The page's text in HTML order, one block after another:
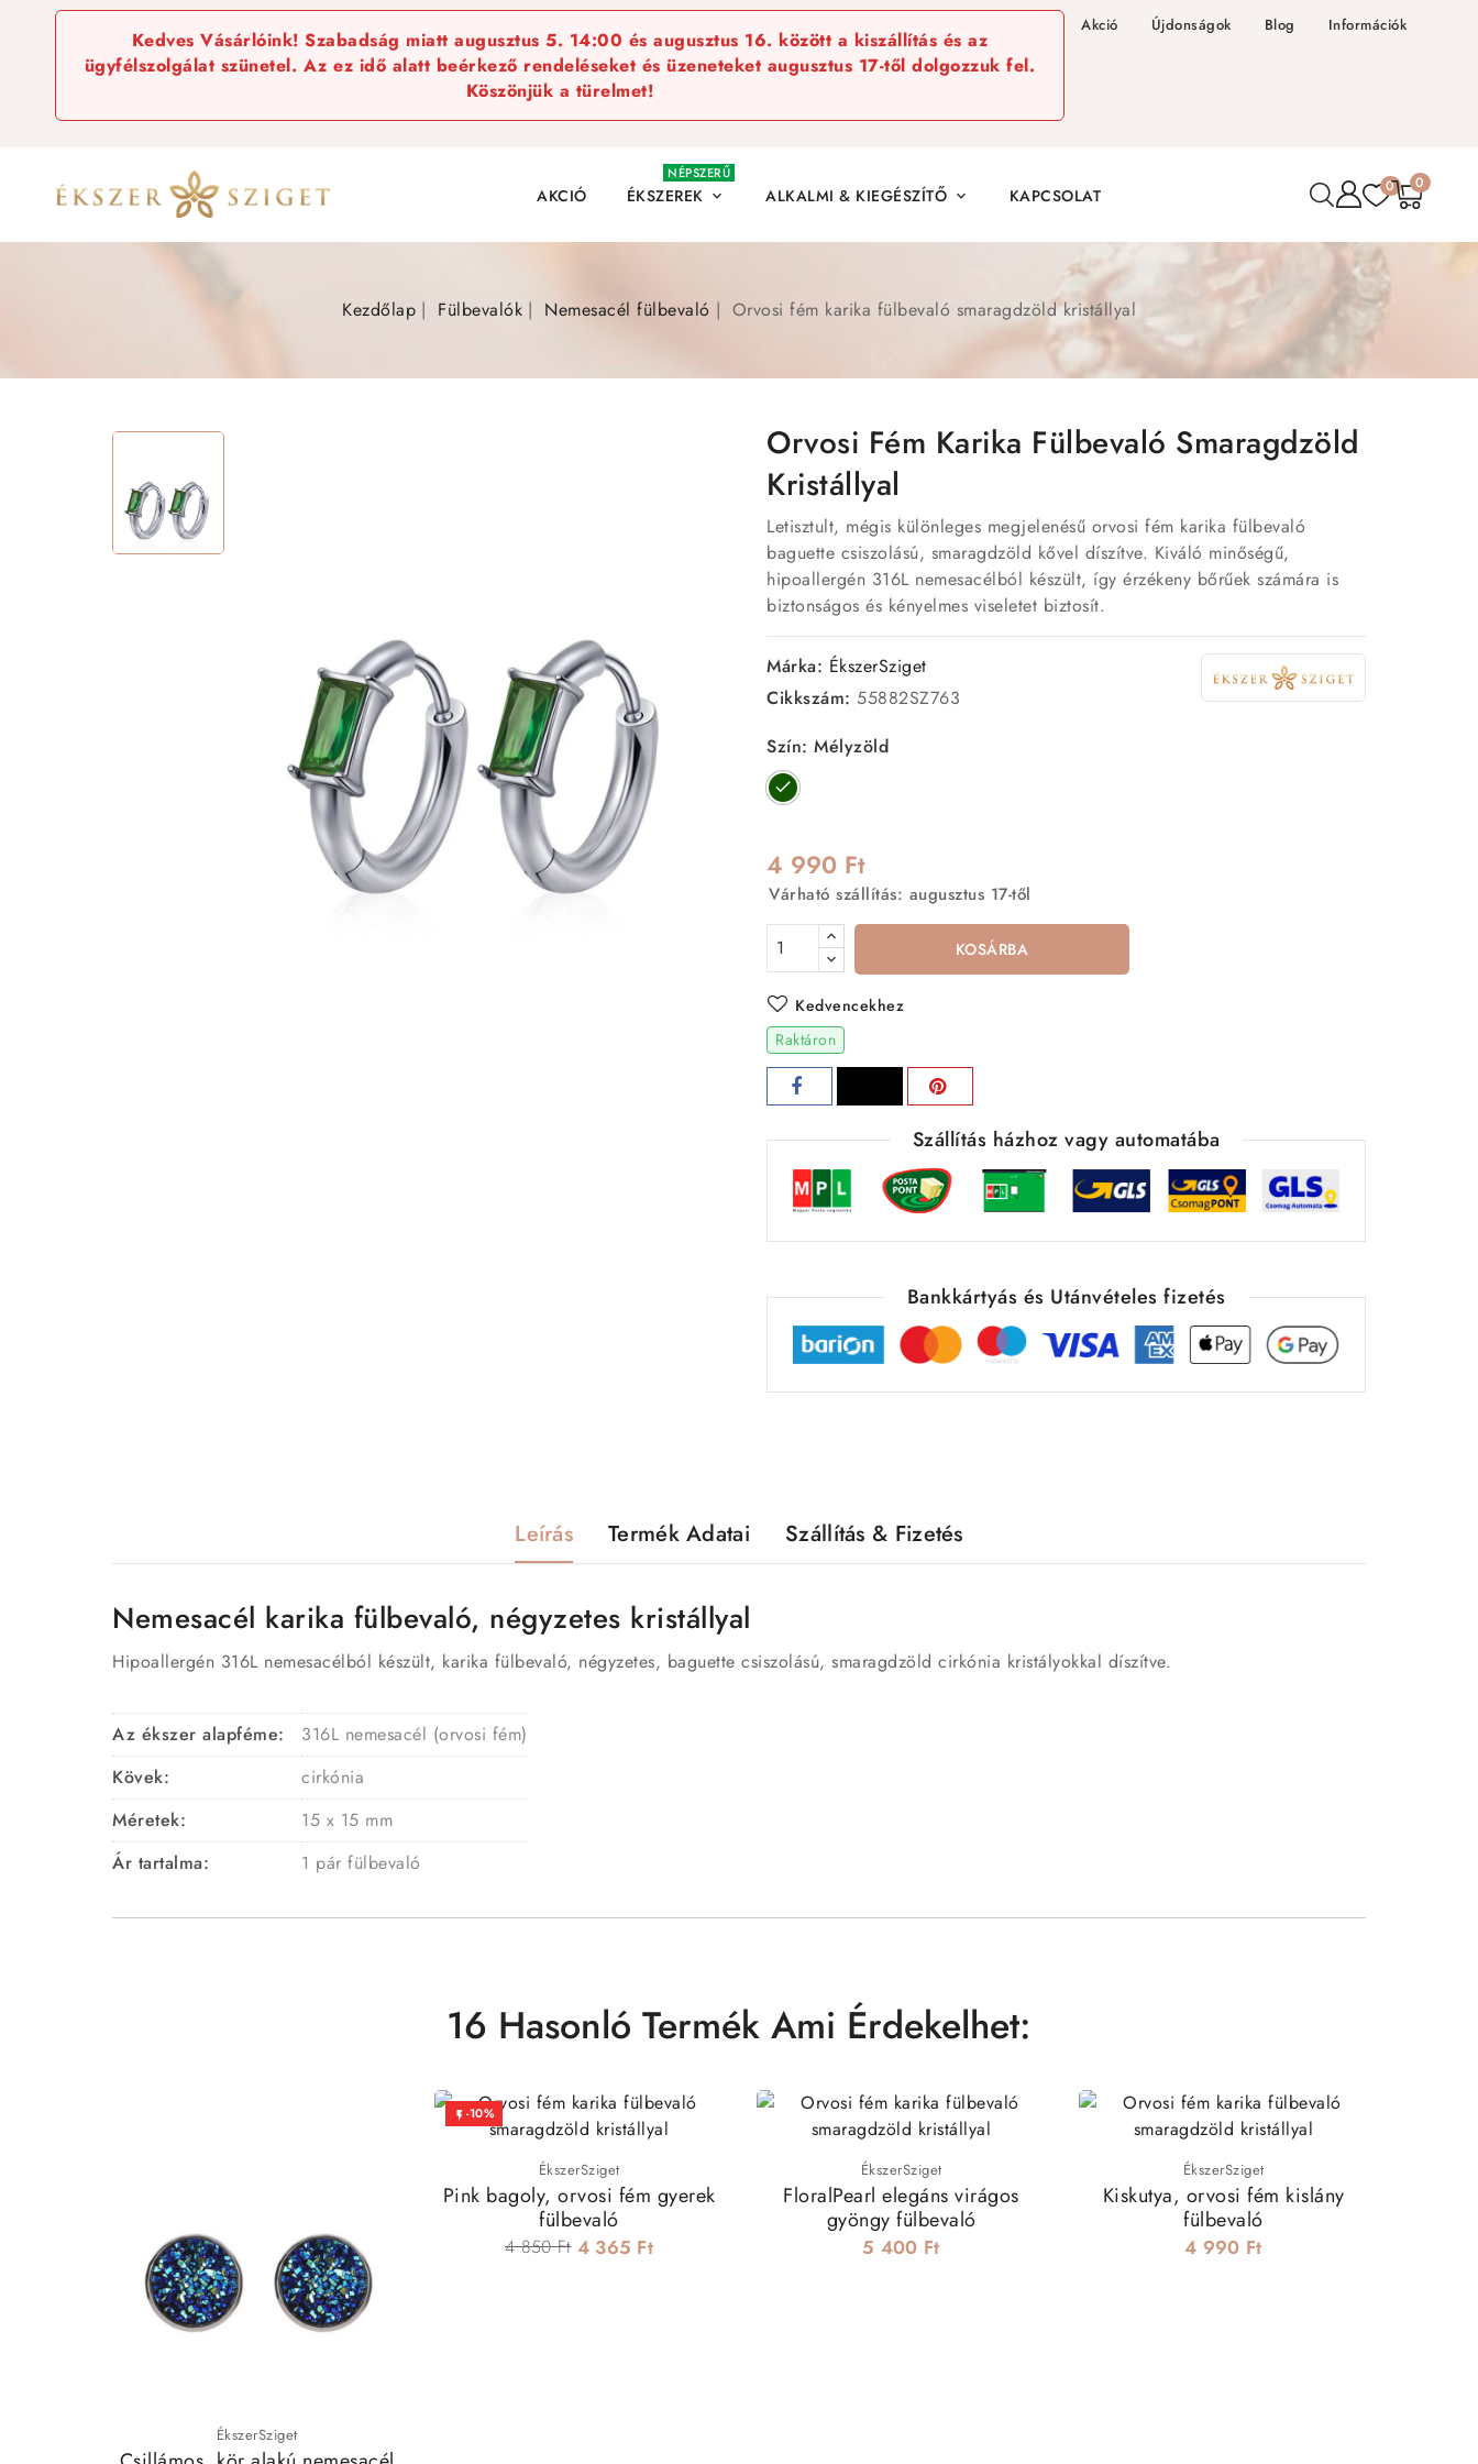
Kedves Vásárlóink! Szabadság miatt augusztus 5. 14:00 és augusztus 16. között a kiszállítás és az
ügyfélszolgálat szünetel. Az ez idő alatt beérkező rendeléseket és üzeneteket augusztus 17-től dolgozzuk fel.
Köszönjük a türelmet!
Akció Újdonságok Blog Információk
AKCIÓ ÉKSZEREK 
NÉPSZERŰ
ALKALMI & KIEGÉSZÍTŐ  KAPCSOLAT 0 0
Kezdőlap Fülbevalók Nemesacél fülbevaló Orvosi fém karika fülbevaló smaragdzöld kristállyal
Orvosi Fém Karika Fülbevaló Smaragdzöld
Kristállyal
Letisztult, mégis különleges megjelenésű orvosi fém karika fülbevaló
baguette csiszolású, smaragdzöld kővel díszítve. Kiváló minőségű,
hipoallergén 316L nemesacélból készült, így érzékeny bőrűek számára is
biztonságos és kényelmes viseletet biztosít.
Márka: ÉkszerSziget
Cikkszám: 55882SZ763
Szín: Mélyzöld
Mélyzöld
4 990 Ft
Várható szállítás: augusztus 17-től
KOSÁRBA
Kedvencekhez
Raktáron
Szállítás házhoz vagy automatába
Bankkártyás és Utánvételes fizetés
Leírás Termék Adatai Szállítás & Fizetés
Nemesacél karika fülbevaló, négyzetes kristállyal
Hipoallergén 316L nemesacélból készült, karika fülbevaló, négyzetes, baguette csiszolású, smaragdzöld cirkónia kristályokkal díszítve.
Az ékszer alapféme:
316L nemesacél (orvosi fém)
Kövek:
cirkónia
Méretek:
15 x 15 mm
Ár tartalma:
1 pár fülbevaló
16 Hasonló Termék Ami Érdekelhet:
ÉkszerSziget
 -10%
ÉkszerSziget
Pink bagoly, orvosi fém gyerek
fülbevaló
4 850 Ft 4 365 Ft
ÉkszerSziget
FloralPearl elegáns virágos
gyöngy fülbevaló
5 400 Ft
ÉkszerSziget
Kiskutya, orvosi fém kislány
fülbevaló
4 990 Ft